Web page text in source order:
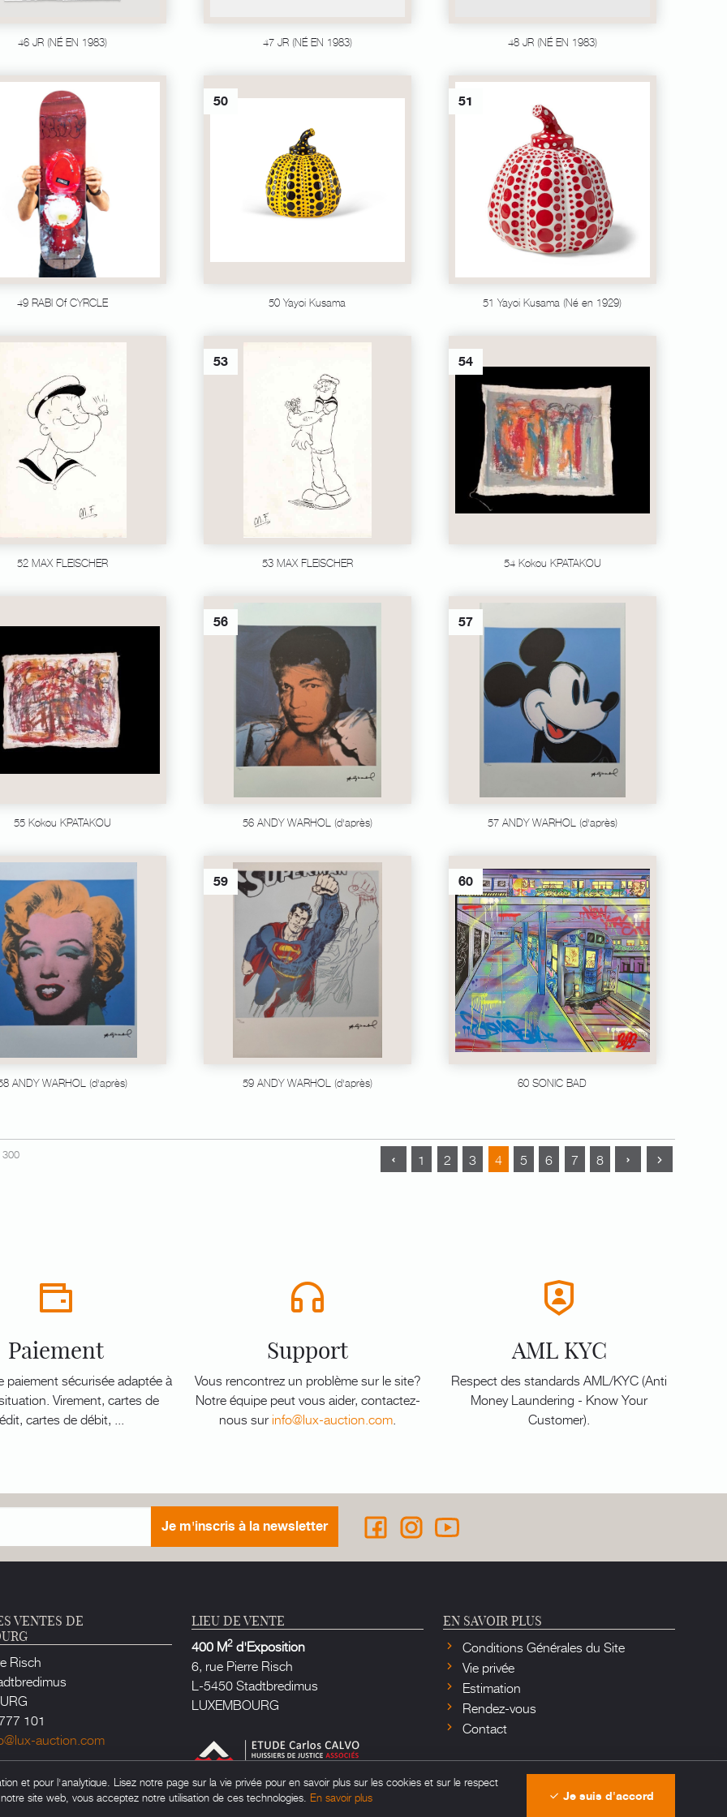
46 JR (NÉ EN 1983) 47 JR (NÉ EN 1983) 48 JR (NÉ EN 1983)
49 RABI Of CYRCLE
50
50 Yayoi Kusama
51
51 Yayoi Kusama (Né en 1929)
52 MAX FLEISCHER
53
53 MAX FLEISCHER
54
54 Kokou KPATAKOU
55 Kokou KPATAKOU
56
56 ANDY WARHOL (d'après)
57
57 ANDY WARHOL (d'après)
ANDY WARHOL (d'après)
59
59 ANDY WARHOL (d'après)
60
60 SONIC BAD
1 2 3 4 5 6 7 8
Paiement
paiement sécurisée adaptée à
Virement, cartes de
cartes de débit, ...
Support
Vous rencontrez un problème sur le site?
Notre équipe peut vous aider, contactez-
nous surinfo@lux-auction.com
AML KYC
Respect des standards AML/KYC (Anti
Money Laundering - Know Your
Customer).
Je m'inscris à la newsletter
VENTES DE
Risch
101
auction.com
CALVO
LIEU DE VENTE
400 M2 d'Exposition
6, rue Pierre Risch
L-5450 Stadtbredimus
LUXEMBOURG
EN SAVOIR PLUS
Conditions Générales du Site
Vie privée
Estimation
Rendez-vous
Contact
et pour l'analytique. Lisez notre page sur la vie privée pour en savoir plus sur les cookies et sur le respect
site web, vous acceptez notre utilisation de ces technologies. En savoir plus Je suis d'accord